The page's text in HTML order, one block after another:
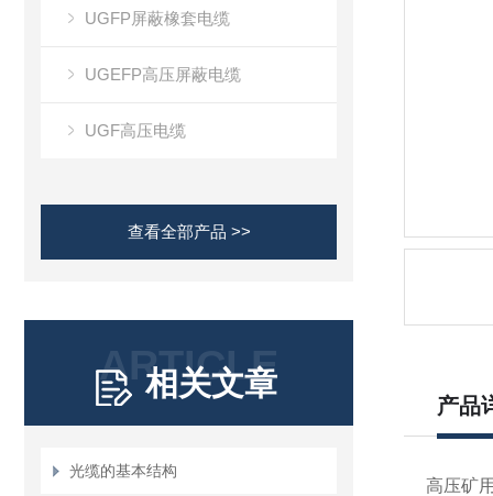
UGFP屏蔽橡套电缆
UGEFP高压屏蔽电缆
UGF高压电缆
查看全部产品 >>
ARTICLE
相关文章
光缆的基本结构
产品
高压矿